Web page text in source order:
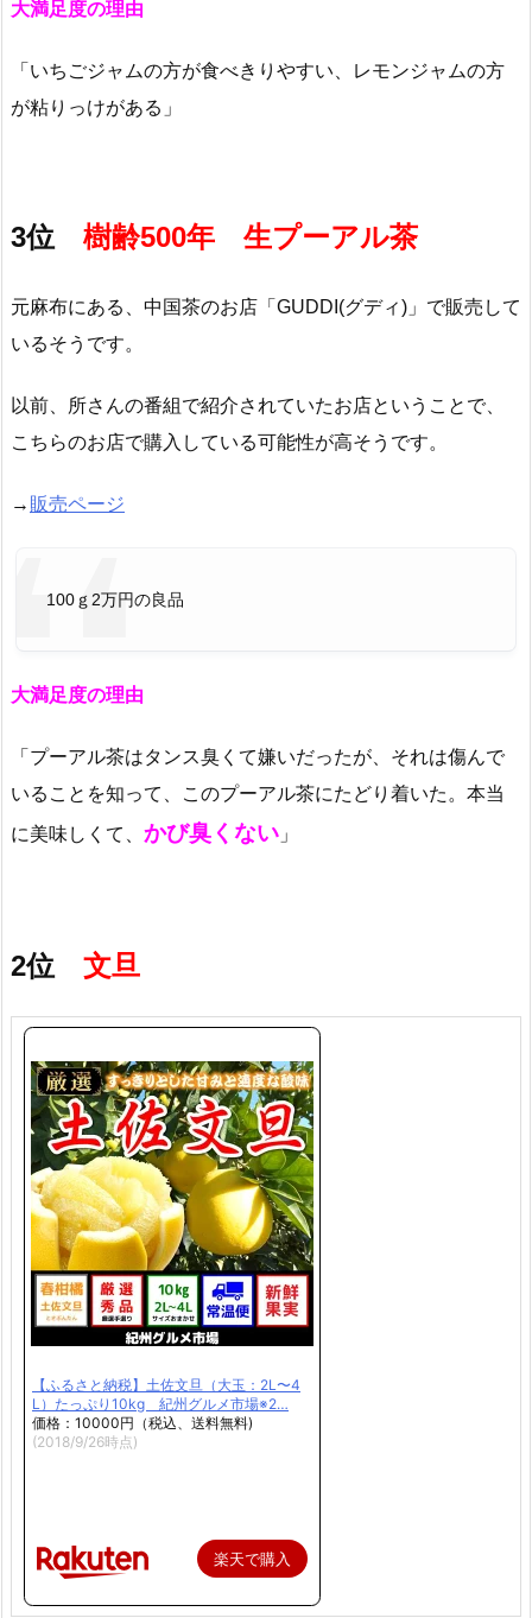
大満足度の理由
「いちごジャムの方が食べきりやすい、レモンジャムの方
が粘りっけがある」
3位 樹齢500年 生プーアル茶
元麻布にある、中国茶のお店「GUDDI(グディ)」で販売して
いるそうです。
以前、所さんの番組で紹介されていたお店ということで、
こちらのお店で購入している可能性が高そうです。
→ 販売ページ
100ｇ2万円の良品
大満足度の理由
「プーアル茶はタンス臭くて嫌いだったが、それは傷んで
いることを知って、このプーアル茶にたどり着いた。本当
に美味しくて、 かび臭くない 」
2位 文旦
【ふるさと納税】土佐文旦（大玉：2L〜4
L）たっぷり10kg 紀州グルメ市場※2…
価格：10000円（税込、送料無料)
(2018/9/26時点)
楽天で購入